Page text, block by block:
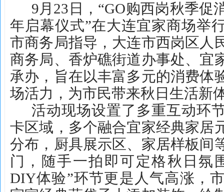
9月23日，“GO购西岗秋季促
年启幕仪式”在大连宜家商场举
市商务局指导，大连市西岗区人
商务局、香炉礁街道办事处、宜
承办，旨在以丰富多元的消费体
场活力，为市民带来秋日生活新
活动现场设置了多重互动环
卡区域，多个融合宜家经典家居
分布，厨具展示区、家居样板间
门，随手一拍即可定格秋日氛
DIY体验”环节更是人气高涨，